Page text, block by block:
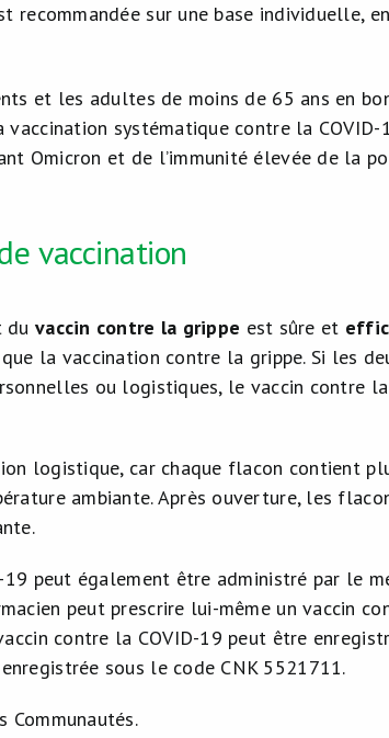
recommandée sur une base individuelle, en
et les adultes de moins de 65 ans en
systématique contre la COVID-
Omicron et de l’immunité élevée de la
vaccination
duvaccin contre la grippe est sûre et
la vaccination contre la grippe. Si les
ou logistiques, le vaccin contre la
logistique, car chaque flacon contient
ambiante. Après ouverture, les
peut également être administré par le
peut prescrire lui-même un vaccin
contre la COVID-19 peut être
sous le code CNK 5521711.